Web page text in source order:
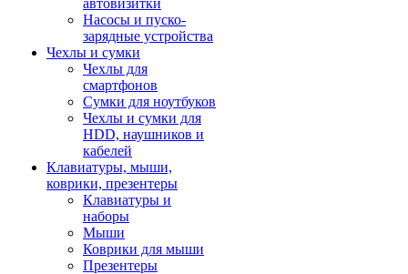
автовизитки
Насосы и пуско-
зарядные устройства
Чехлы и сумки
Чехлы для
смартфонов
Сумки для ноутбуков
Чехлы и сумки для
HDD, наушников и
кабелей
Клавиатуры, мыши,
коврики, презентеры
Клавиатуры и
наборы
Мыши
Коврики для мыши
Презентеры